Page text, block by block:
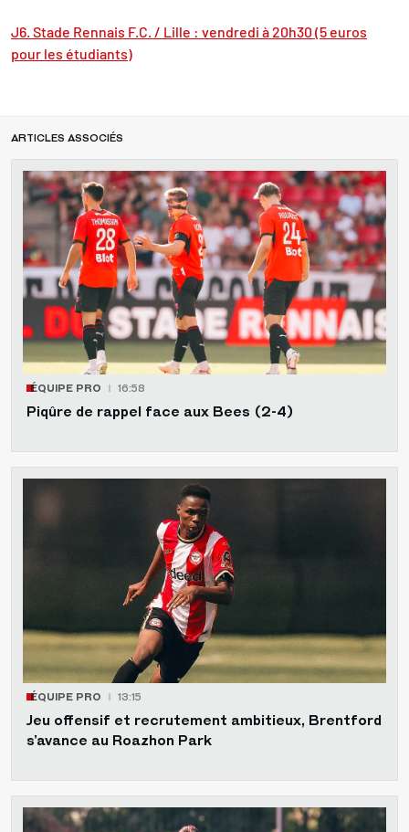
J6. Stade Rennais F.C. / Lille : vendredi à 20h30 (5 euros
pour les étudiants)
ARTICLES ASSOCIÉS
ÉQUIPE PRO 16:58
Piqûre de rappel face aux Bees (2-4)
ÉQUIPE PRO 13:15
Jeu offensif et recrutement ambitieux, Brentford
s’avance au Roazhon Park